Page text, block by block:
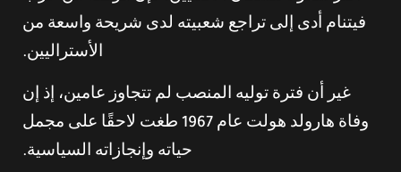
فيتنام أدى إلى تراجع شعبيته لدى شريحة واسعة من
الأستراليين.
غير أن فترة توليه المنصب لم تتجاوز عامين، إذ إن
وفاة هارولد هولت عام 1967 طغت لاحقًا على مجمل
حياته وإنجازاته السياسية.